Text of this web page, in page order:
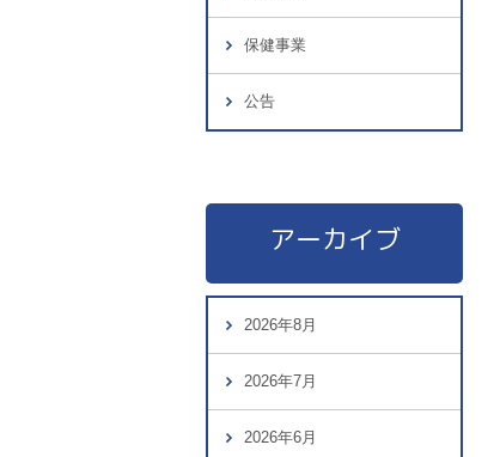
保健事業
公告
アーカイブ
2026年8月
2026年7月
2026年6月